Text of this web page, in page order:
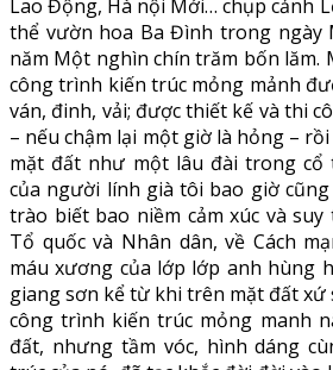
Lao Động, Hà nội Mới… chụp cảnh
thể vườn hoa Ba Đình trong ngày
năm Một nghìn chín trăm bốn lăm.
công trình kiến trúc mỏng mảnh
ván, đinh, vải; được thiết kế và thi
– nếu chậm lại một giờ là hỏng –
mặt đất như một lâu đài trong cổ
của người lính già tôi bao giờ
trào biết bao niềm cảm xúc và
Tổ quốc và Nhân dân, về Cách
máu xương của lớp lớp anh hùng
giang sơn kể từ khi trên mặt đất xứ
công trình kiến trúc mỏng manh
đất, nhưng tầm vóc, hình dáng